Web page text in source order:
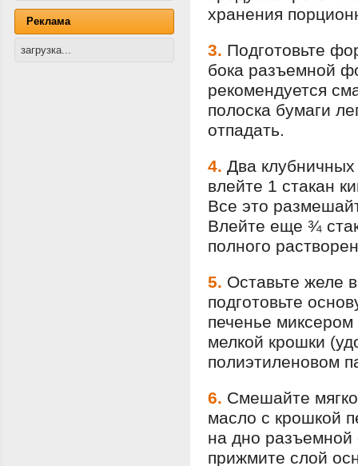
Реклама
загрузка...
хранения
3. Подготовьте
бока разъемной
рекомендуется
полоска бумаги
отпадать.
4. Два
влейте 1 стакан
Все это
Влейте еще ¾
полного
5. Оставьте желе
подготовьте
печенье миксером
мелкой крошки
полиэтиленовом
6. Смешайте
масло с крошкой
на дно
прижмите слой